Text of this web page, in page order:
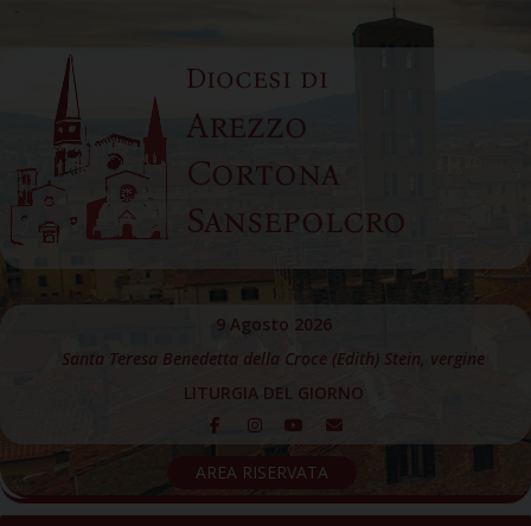
content
Diocesi di
Arezzo
Cortona
Sansepolcro
9 Agosto 2026
Santa Teresa Benedetta della Croce (Edith) Stein, vergine
LITURGIA DEL GIORNO
AREA RISERVATA